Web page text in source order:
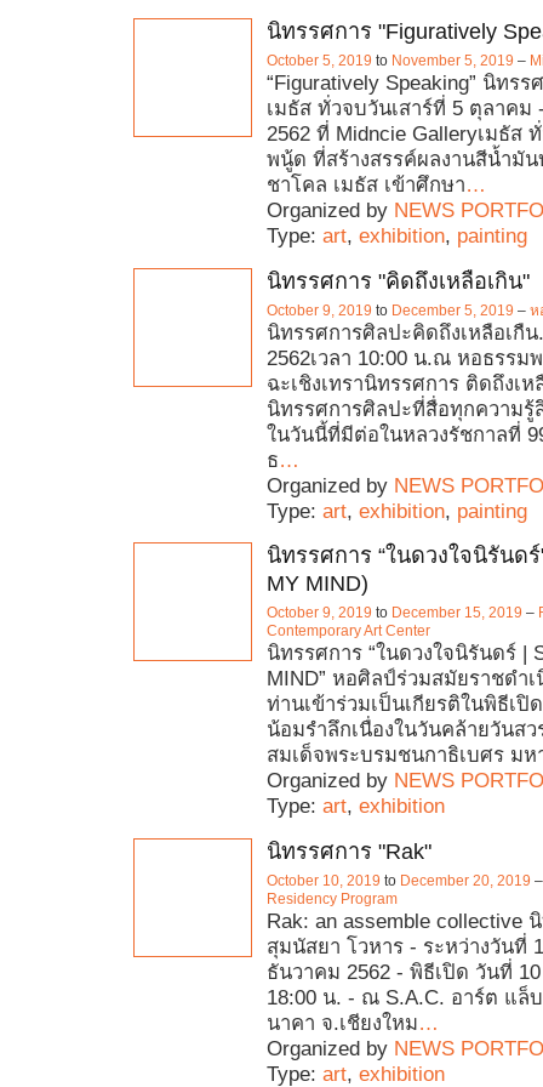
นิทรรศการ "Figuratively
October 5, 2019 to November 5, 2019 –
“Figuratively Speaking” นิทรร
เมธัส ทั่วจบวันเสาร์ที่ 5 ตุลาคม
2562 ที่ Midncie Galleryเมธัส
พนู้ด ที่สร้างสรรค์ผลงานสีน้ำมั
ชาโคล เมธัส เข้าศึกษา…
Organized by NEWS
Type: art, exhibition, painting
นิทรรศการ "คิดถึงเหลือเกิน"
October 9, 2019 to December 5, 2019 – ห
นิทรรศการศิลปะคิดถึงเหลือเกื
2562เวลา 10:00 น.ณ หอธรรม
ฉะเชิงเทรานิทรรศการ ติดถึงเห
นิทรรศการศิลปะที่สื่อทุกความรู้
ในวันนี้ที่มีต่อในหลวงรัชกาลที่
ธ…
Organized by NEWS
Type: art, exhibition, painting
นิทรรศการ “ในดวงใจนิรันดร์
MY MIND)
October 9, 2019 to December 15, 2019 –
Contemporary Art Center
นิทรรศการ “ในดวงใจนิรันดร์ |
MIND” หอศิลป์ร่วมสมัยราชดำ
ท่านเข้าร่วมเป็นเกียรติในพิธีเปิ
น้อมรำลึกเนื่องในวันคล้ายวันส
สมเด็จพระบรมชนกาธิเบศร ม
Organized by NEWS
Type: art, exhibition
นิทรรศการ "Rak"
October 10, 2019 to December 20, 2019
Residency Program
Rak: an assemble collective
สุมนัสยา โวหาร - ระหว่างวันที่
ธันวาคม 2562 - พิธีเปิด วันที่
18:00 น. - ณ S.A.C. อาร์ต แล็
นาคา จ.เชียงใหม…
Organized by NEWS
Type: art, exhibition